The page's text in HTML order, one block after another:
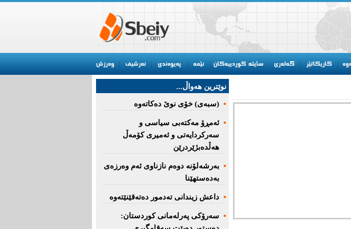
نوێترین هه‌واڵ...
(سبەى) خۆى نوێ دەکاتەوە
ئه‌مڕۆ مه‌كته‌بی‌ سیاسی‌ و
سه‌ركردایه‌تی‌ و ئه‌میری‌ كۆمه‌ڵ
هەڵدەبژێردرێن
به‌رشه‌لۆنه‌ دوه‌م نازناوی ئه‌م وه‌رزه‌ی
به‌ده‌ستهێنا
داعش زیندانی تەدمور دەتەقێنێتەوە
سەرۆكی پەرلەمانی كوردستان: